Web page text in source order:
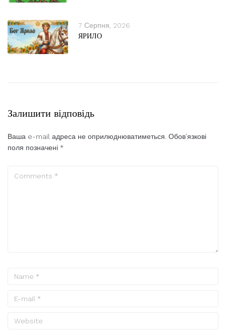
7 Серпня, 2026
ЯРИЛО
Залишити відповідь
Ваша e-mail адреса не оприлюднюватиметься. Обов’язкові
поля позначені *